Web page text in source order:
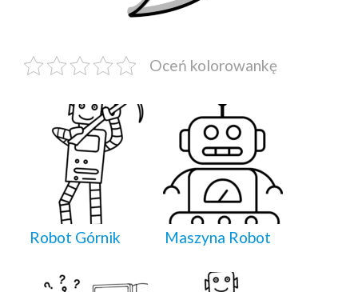
Oceń kolorowankę
Robot Górnik Maszyna Robot